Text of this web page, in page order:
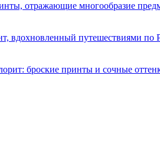
отражающие многообразие
вдохновленный путешествиями по
броские принты и сочные